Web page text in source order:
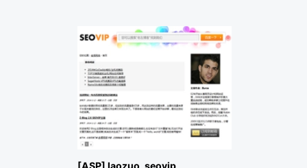
[ASP] laozuo_seovip